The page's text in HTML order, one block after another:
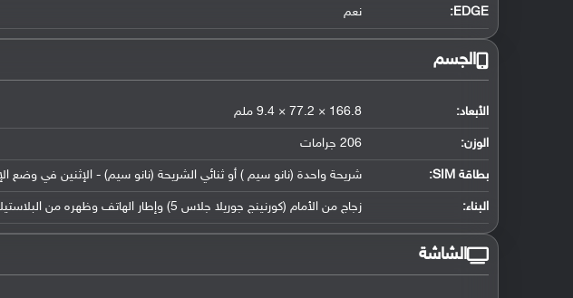
EDGE: نعم
الجسم
الأبعاد: 166.8 × 77.2 × 9.4 ملم
الوزن: 206 جرامات
بطاقة SIM: شريحة واحدة (نانو سيم ) أو ثنائي الشريحة (نانو سيم) - الإثنين في وضع
البناء: زجاج من الأمام (كورنينج جوريلا جلاس 5) وإطار الهاتف وظهره من البلاستيك
الشاشة